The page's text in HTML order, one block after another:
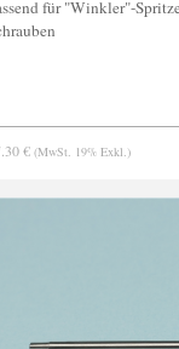
für "Winkler"-
€ (MwSt. 19% Exkl.)